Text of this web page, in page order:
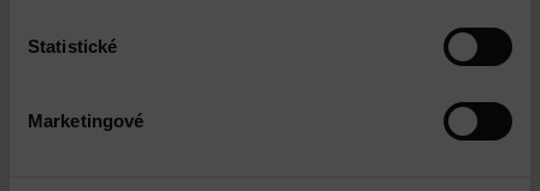
Statistické
Marketingové